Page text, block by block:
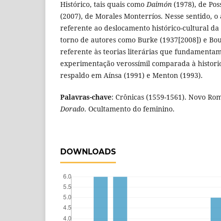
Histórico, tais quais como Daimón (1978), de
(2007), de Morales Monterríos. Nesse sentido,
referente ao deslocamento histórico-cultural
torno de autores como Burke (1937[2008]) e
referente às teorias literárias que
experimentação verossímil comparada à
respaldo em Aínsa (1991) e Menton (1993).
Palavras-chave: Crônicas (1559-1561). Novo
Dorado. Ocultamento do feminino.
DOWNLOADS